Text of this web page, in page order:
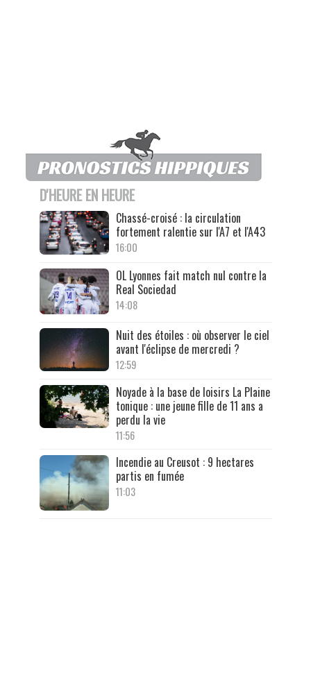
D'HEURE EN HEURE
Chassé-croisé : la circulation
fortement ralentie sur l'A7 et l'A43
16:00
OL Lyonnes fait match nul contre la
Real Sociedad
14:08
Nuit des étoiles : où observer le ciel
avant l'éclipse de mercredi ?
12:59
Noyade à la base de loisirs La Plaine
tonique : une jeune fille de 11 ans a
perdu la vie
11:56
Incendie au Creusot : 9 hectares
partis en fumée
11:03